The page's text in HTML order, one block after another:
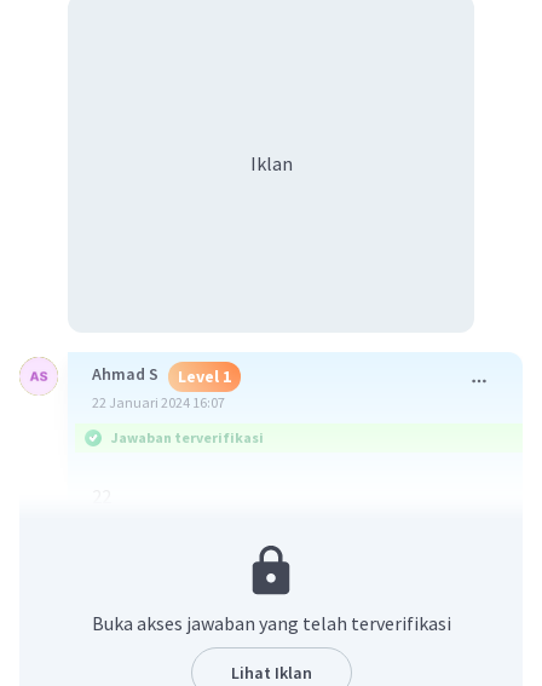
Iklan
Ahmad S Level 1
22 Januari 2024 16:07
Jawaban terverifikasi
Dzaki A Level 95
22 Januari 2024 22:40
Buka akses jawaban yang telah terverifikasi
Lihat Iklan